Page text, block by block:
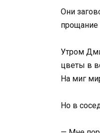
Они
прощание
Утром
цветы в
На миг
Но в